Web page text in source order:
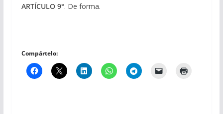
ARTÍCULO 9°. De forma.
Compártelo: